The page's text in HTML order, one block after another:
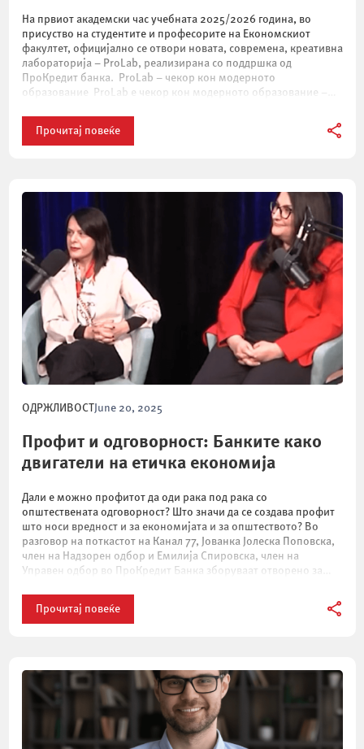
На првиот академски час учебната 2025/2026 година, во
присуство на студентите и професорите на Економскиот
факултет, официјално се отвори новата, современа, креативна
лабораторија – ProLab, реализирана со поддршка од
ПроКредит банка. ProLab – чекор кон модерното
образование ProLab е чекор кон модерното образование –
Прочитај повеќе
ОДРЖЛИВОСТJune 20, 2025
Профит и одговорност: Банките како
двигатели на етичка економија
Дали е можно профитот да оди рака под рака со
општествената одговорност? Што значи да се создава профит
што носи вредност и за економијата и за општеството? Во
разговор на поткастот на Канал 77, Јованка Јолеска Поповска,
член на Надзорен одбор и Емилија Спировска, член на
Управен одбор во ПроКредит Банка зборуваат отворено за
Прочитај повеќе